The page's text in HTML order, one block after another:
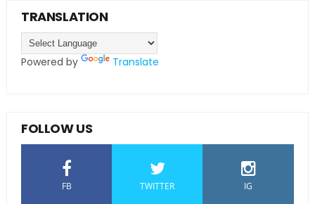
TRANSLATION
Powered by Translate
FOLLOW US
FB TWITTER IG